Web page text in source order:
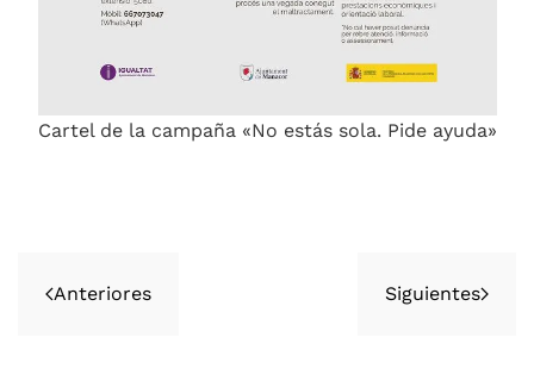
Cartel de la campaña «No estás sola. Pide ayuda»
Anteriores Siguientes